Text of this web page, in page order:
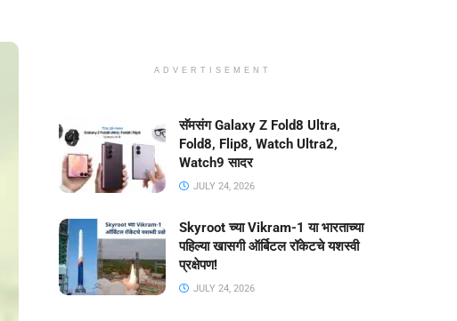
ADVERTISEMENT
सॅमसंग Galaxy Z Fold8 Ultra,
Fold8, Flip8, Watch Ultra2,
Watch9 सादर
JULY 24, 2026
Skyroot च्या Vikram-1 या भारताच्या
पहिल्या खासगी ऑर्बिटल रॉकेटचे यशस्वी
प्रक्षेपण!
JULY 24, 2026